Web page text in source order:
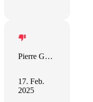
Pierre GABRIELE
17. Feb.
2025